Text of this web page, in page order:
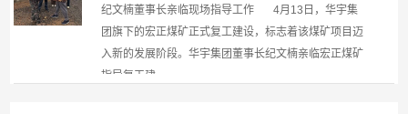
纪文楠董事长亲临现场指导工作 4月13日，华宇集
团旗下的宏正煤矿正式复工建设，标志着该煤矿项目迈
入新的发展阶段。华宇集团董事长纪文楠亲临宏正煤矿
指导复工建...